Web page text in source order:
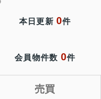
本日更新0件
会員物件数 0件
売買